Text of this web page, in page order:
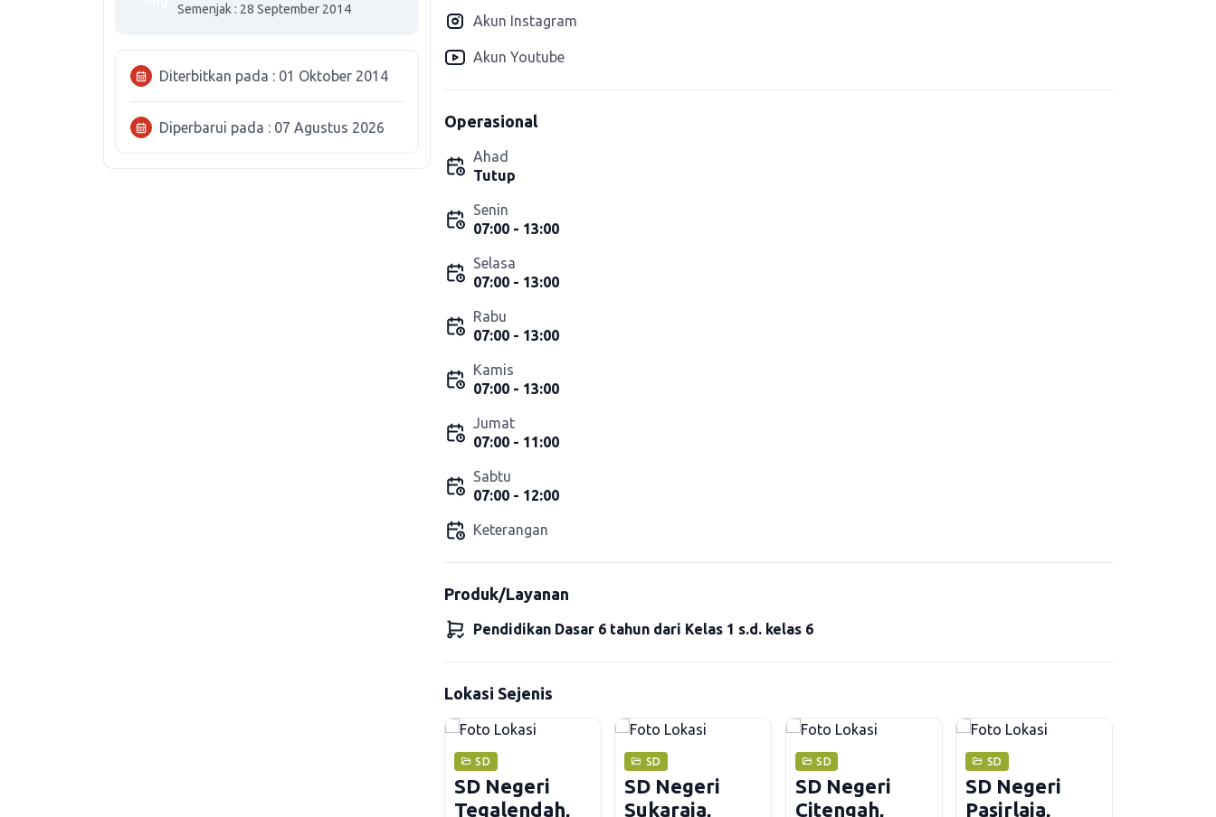
Semenjak : 28 September 2014
Diterbitkan pada : 01 Oktober 2014
Diperbarui pada : 07 Agustus 2026
Akun Instagram
Akun Youtube
Operasional
Ahad
Tutup
Senin
07:00 - 13:00
Selasa
07:00 - 13:00
Rabu
07:00 - 13:00
Kamis
07:00 - 13:00
Jumat
07:00 - 11:00
Sabtu
07:00 - 12:00
Keterangan
Produk/Layanan
Pendidikan Dasar 6 tahun dari Kelas 1 s.d. kelas 6
Lokasi Sejenis
SD
SD Negeri
Tegalendah,
SD
SD Negeri
Sukaraja,
SD
SD Negeri
Citengah,
SD
SD Negeri
Pasirlaja,